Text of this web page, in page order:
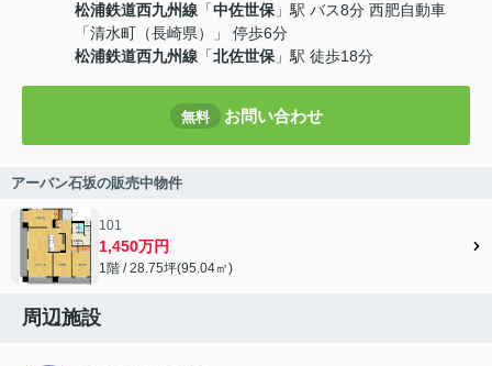
松浦鉄道西九州線 「中佐世保 」駅 バス8分 西肥自動車
「清水町（長崎県）」 停歩6分
松浦鉄道西九州線 「北佐世保 」駅 徒歩18分
無料 お問い合わせ
アーバン石坂の販売中物件
101
1,450万円
1階 / 28.75坪(95.04㎡)
周辺施設